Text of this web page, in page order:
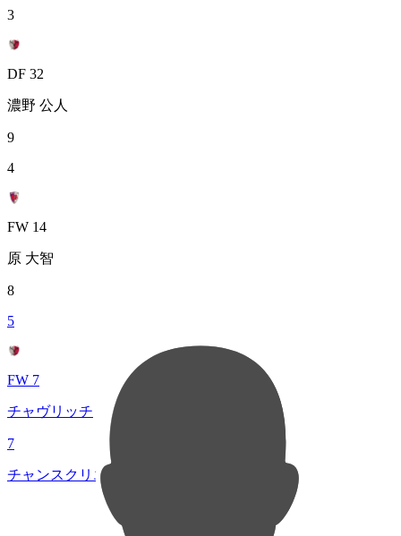
3
DF 32
濃野 公人
9
4
FW 14
原 大智
8
5
FW 7
チャヴリッチ
7
チャンスクリエイト総数